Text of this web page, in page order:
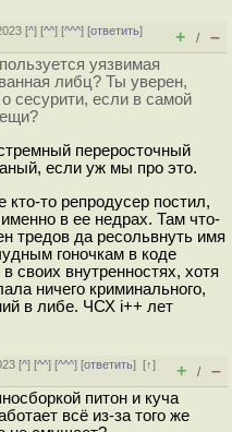
[^] [^^] [^^^] [ответить]
+ / –
уязвимая
либц? Ты уверен,
сесурити, если в самой
переросточный
если уж мы про это.
кто-то репродусер постил,
в ее недрах. Там что-
тредов да ресольвнуть имя
гоночкам в коде
своих внутренностях, хотя
ничего криминального,
в либе. ЧСХ i++ лет
[^] [^^] [^^^] [ответить][↑]
+ / –
питон и куча
всё из-за того же